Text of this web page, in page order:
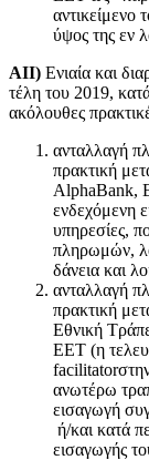
αντικείμενο
ύψος της εν
ΑΙΙ) Ενιαία και
τέλη του 2019,
ακόλουθες
ανταλλαγή
πρακτική
AlphaBank,
ενδεχόμενη
υπηρεσίες,
πληρωμών,
δάνεια και
ανταλλαγή
πρακτική
Εθνική
ΕΕΤ (η
ανωτέρω
εισαγωγή
ή/και κατά
εισαγωγής